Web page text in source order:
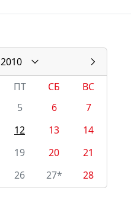
2010
ПТ СБ
ВС
5 6
7
12 13
14
19 20
21
26 27* 28